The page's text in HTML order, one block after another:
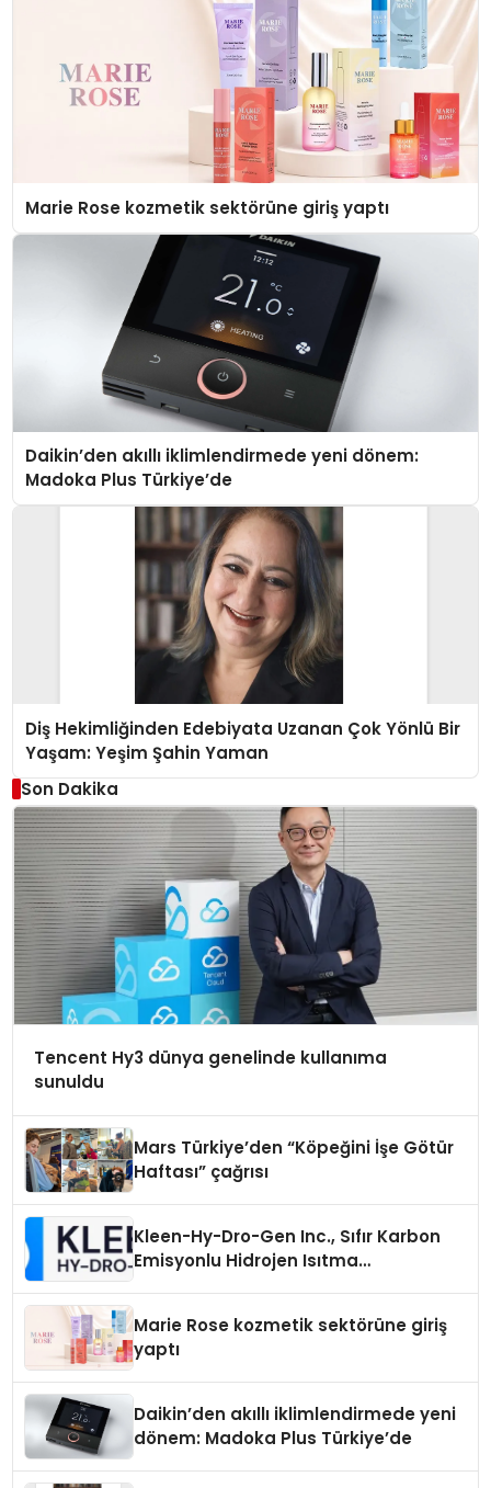
Marie Rose kozmetik sektörüne giriş yaptı
Daikin’den akıllı iklimlendirmede yeni dönem:
Madoka Plus Türkiye’de
Diş Hekimliğinden Edebiyata Uzanan Çok Yönlü Bir
Yaşam: Yeşim Şahin Yaman
Son Dakika
Tencent Hy3 dünya genelinde kullanıma
sunuldu
Mars Türkiye’den “Köpeğini İşe Götür
Haftası” çağrısı
Kleen-Hy-Dro-Gen Inc., Sıfır Karbon
Emisyonlu Hidrojen Isıtma
Marie Rose kozmetik sektörüne giriş
yaptı
Daikin’den akıllı iklimlendirmede yeni
dönem: Madoka Plus Türkiye’de